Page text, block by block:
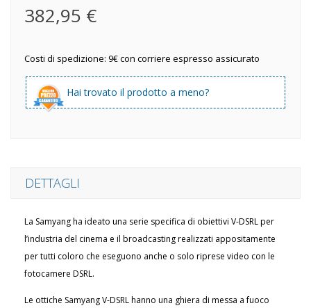
382,95 €
Costi di spedizione: 9€ con corriere espresso assicurato
Hai trovato il prodotto a meno?
DETTAGLI
La Samyang ha ideato una serie specifica di obiettivi V-DSRL per
l’industria del cinema e il broadcasting realizzati appositamente
per tutti coloro che eseguono anche o solo riprese video con le
fotocamere DSRL.
Le ottiche Samyang V-DSRL hanno una ghiera di messa a fuoco